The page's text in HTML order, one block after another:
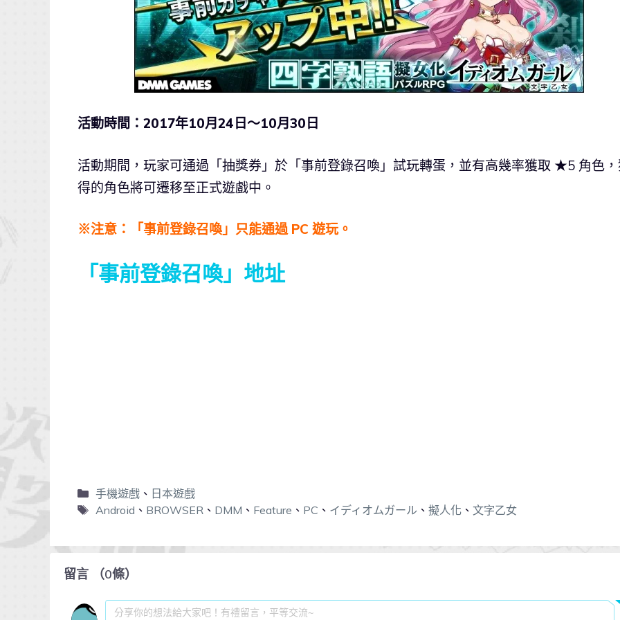
活動時間：2017年10月24日～10月30日
活動期間，玩家可通過「抽獎券」於「事前登錄召喚」試玩轉蛋，並有高幾率獲取 ★5 角色
得的角色將可遷移至正式遊戲中。
※注意：「事前登錄召喚」只能通過 PC 遊玩。
「事前登錄召喚」地址
手機遊戲、 日本遊戲
Android 、 BROWSER 、 DMM 、 Feature 、 PC 、 イディオムガール、 擬人化、 文字乙女
留言 （0條）